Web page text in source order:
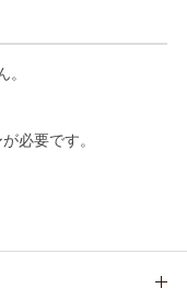
。
が必要です。